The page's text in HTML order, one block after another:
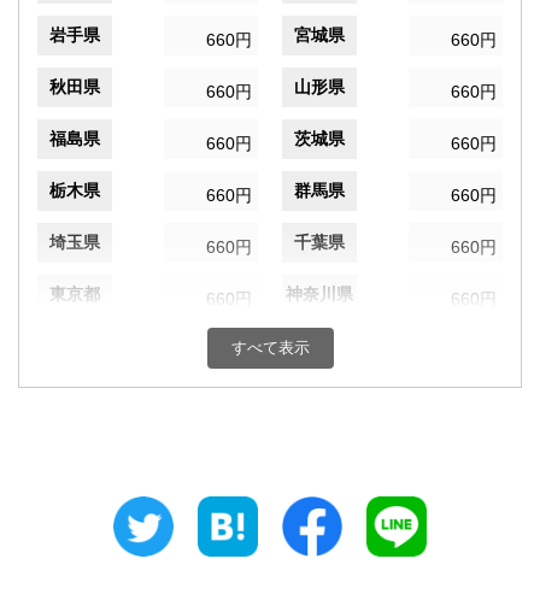
岩手県 660円 宮城県 660円
秋田県 660円 山形県 660円
福島県 660円 茨城県 660円
栃木県 660円 群馬県 660円
埼玉県 660円 千葉県 660円
東京都 660円 神奈川県 660円
660円 富山県
静岡県
660円 三重県
すべて表示